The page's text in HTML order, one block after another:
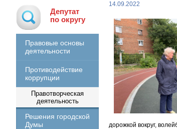
Депутат
по округу
Правовые основы
деятельности
Противодействие
коррупции
Правотворческая
деятельность
Решения городской
Думы
14.09.2022
дорожкой вокруг,